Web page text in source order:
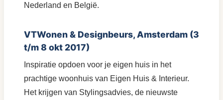
Nederland en België.
VTWonen & Designbeurs, Amsterdam (3
t/m 8 okt 2017)
Inspiratie opdoen voor je eigen huis in het
prachtige woonhuis van Eigen Huis & Interieur.
Het krijgen van Stylingsadvies, de nieuwste